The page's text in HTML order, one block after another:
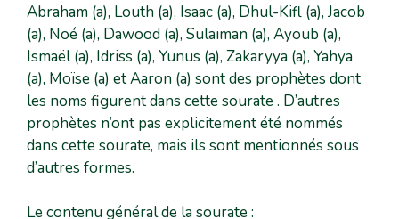
Abraham (a), Louth (a), Isaac (a), Dhul-Kifl (a), Jacob
(a), Noé (a), Dawood (a), Sulaiman (a), Ayoub (a),
Ismaël (a), Idriss (a), Yunus (a), Zakaryya (a), Yahya
(a), Moïse (a) et Aaron (a) sont des prophètes dont
les noms figurent dans cette sourate . D’autres
prophètes n’ont pas explicitement été nommés
dans cette sourate, mais ils sont mentionnés sous
d’autres formes.
Le contenu général de la sourate :